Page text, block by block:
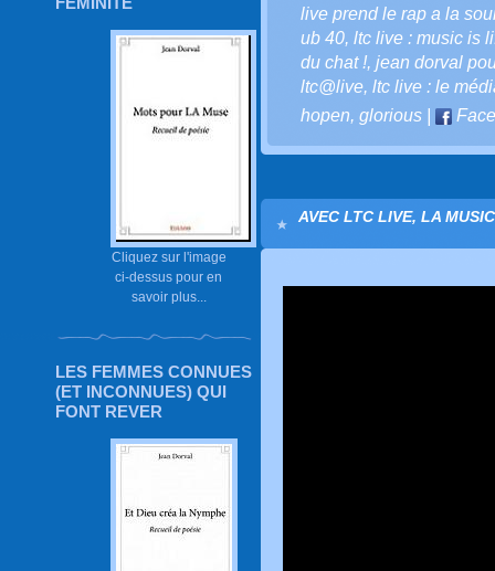
Cliquez sur l'image
ci-dessus pour en
savoir plus...
LES FEMMES CONNUES
(ET INCONNUES) QUI
FONT REVER
live prend le rap a la
ub 40, ltc live : music is
du chat !, jean dorval
ltc@live, ltc live : le
hopen, glorious
AVEC LTC LIVE, LA